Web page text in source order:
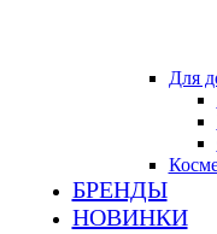
Для
БРЕНДЫ
НОВИНКИ